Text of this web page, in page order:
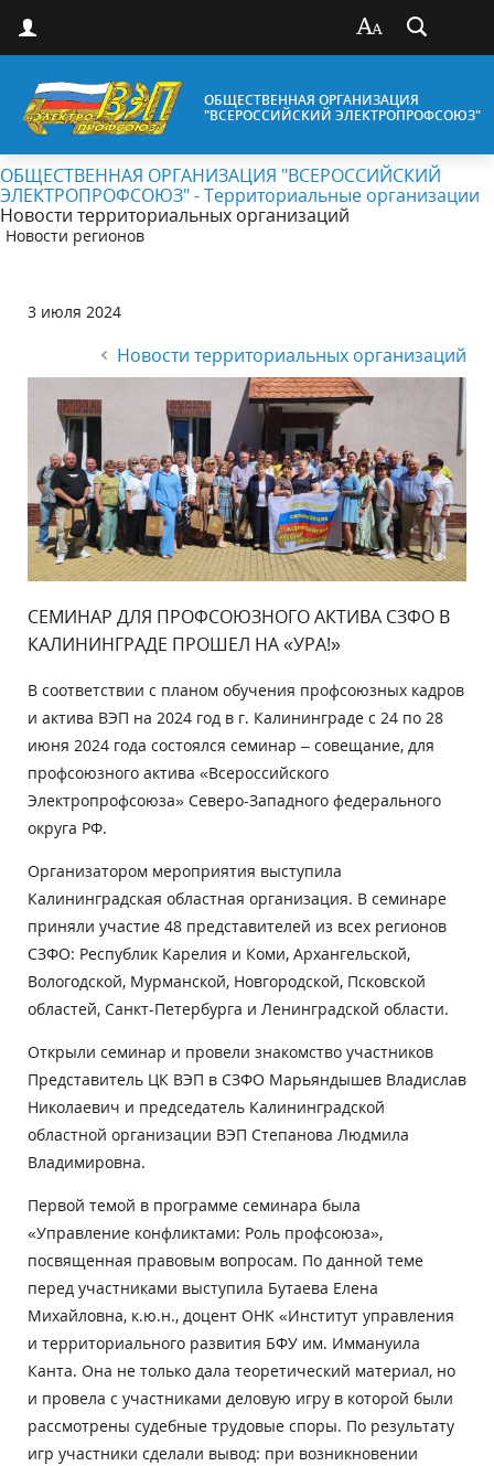
ОБЩЕСТВЕННАЯ ОРГАНИЗАЦИЯ
"ВСЕРОССИЙСКИЙ ЭЛЕКТРОПРОФСОЮЗ"
ОБЩЕСТВЕННАЯ ОРГАНИЗАЦИЯ "ВСЕРОССИЙСКИЙ
ЭЛЕКТРОПРОФСОЮЗ" - Территориальные организации
Новости территориальных организаций
Новости регионов
3 июля 2024
Новости территориальных организаций
СЕМИНАР ДЛЯ ПРОФСОЮЗНОГО АКТИВА СЗФО В
КАЛИНИНГРАДЕ ПРОШЕЛ НА «УРА!»
В соответствии с планом обучения профсоюзных кадров
и актива ВЭП на 2024 год в г. Калининграде с 24 по 28
июня 2024 года состоялся семинар – совещание, для
профсоюзного актива «Всероссийского
Электропрофсоюза» Северо-Западного федерального
округа РФ.
Организатором мероприятия выступила
Калининградская областная организация. В семинаре
приняли участие 48 представителей из всех регионов
СЗФО: Республик Карелия и Коми, Архангельской,
Вологодской, Мурманской, Новгородской, Псковской
областей, Санкт-Петербурга и Ленинградской области.
Открыли семинар и провели знакомство участников
Представитель ЦК ВЭП в СЗФО Марьяндышев Владислав
Николаевич и председатель Калининградской
областной организации ВЭП Степанова Людмила
Владимировна.
Первой темой в программе семинара была
«Управление конфликтами: Роль профсоюза»,
посвященная правовым вопросам. По данной теме
перед участниками выступила Бутаева Елена
Михайловна, к.ю.н., доцент ОНК «Институт управления
и территориального развития БФУ им. Иммануила
Канта. Она не только дала теоретический материал, но
и провела с участниками деловую игру в которой были
рассмотрены судебные трудовые споры. По результату
игр участники сделали вывод: при возникновении